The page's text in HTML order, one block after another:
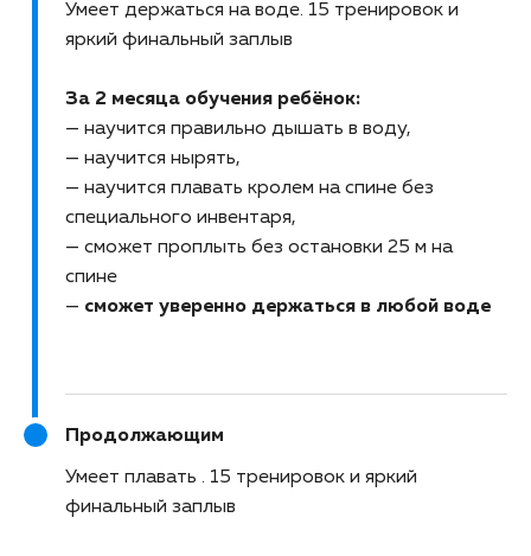
Умеет держаться на воде 15 тренировок и
яркий финальный заплыв
За 2 месяца обучения ребёнок:
— научится правильно дышать в воду,
— научится нырять,
— научится плавать кролем на спине без
специального инвентаря,
— сможет проплыть без остановки 25 м на
спине
— сможет уверенно держаться в любой воде
Продолжающим
Умеет плавать
15 тренировок и яркий
финальный заплыв